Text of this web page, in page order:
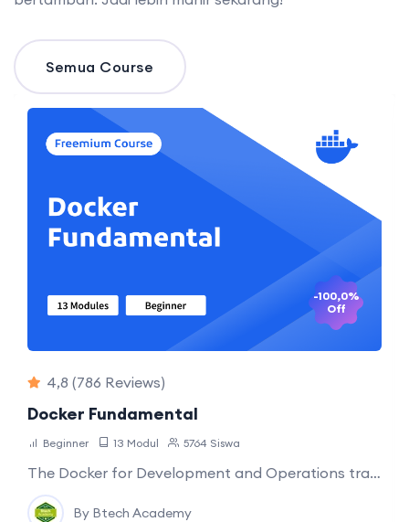
Semua Course
-100,0%
Off
4,8 (786 Reviews)
Docker Fundamental
Beginner 13 Modul 5764 Siswa
The Docker for Development and Operations trainin…
By Btech Academy